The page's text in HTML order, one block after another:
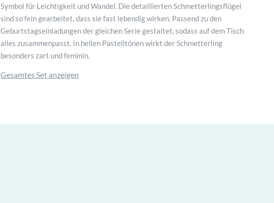
Symbol für Leichtigkeit und Wandel. Die detaillierten Schmetterlingsflügel
sind so fein gearbeitet, dass sie fast lebendig wirken. Passend zu den
Geburtstagseinladungen der gleichen Serie gestaltet, sodass auf dem Tisch
alles zusammenpasst. In hellen Pastelltönen wirkt der Schmetterling
besonders zart und feminin.
Gesamtes Set anzeigen